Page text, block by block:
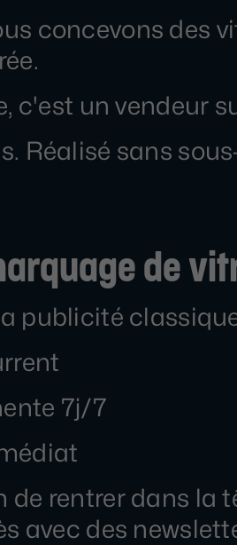
concevons des
c'est un vendeur
Réalisé sans
de
publicité
7j/7
de rentrer dans la
avec des